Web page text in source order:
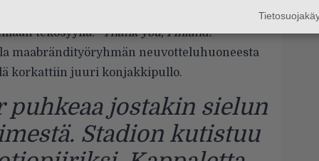
Suomessa missään tapauksessa
tekosyyllä. ”Thank you, Finland!”
maabrändityöryhmän neuvotteluhuoneesta
korkattiin juuri konjakkipullo.
puhkeaa jostakin sielun
Stadion kutistuu